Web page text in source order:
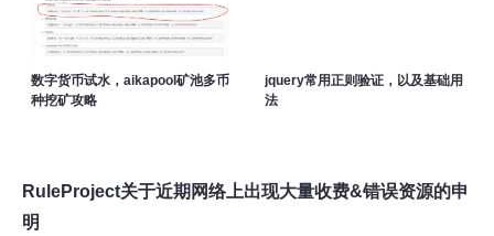
数字货币试水，aikapool矿池多币
种挖矿攻略
jquery常用正则验证，以及基础用
法
RuleProject关于近期网络上出现大量收费&错误资源的申
明